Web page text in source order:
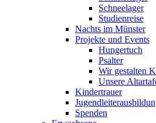
Schneelager
Studienreise
Nachts im Münster
Projekte und Events
Hungertuch
Psalter
Wir gestalten
Unsere
Kindertrauer
Spenden